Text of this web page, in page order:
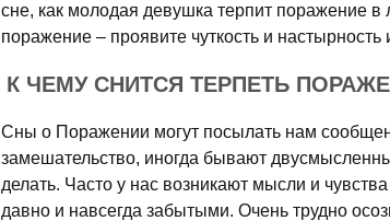
сне, как молодая девушка терпит поражение
поражение – проявите чуткость и
К ЧЕМУ СНИТСЯ ТЕРПЕТЬ
Сны о Поражении могут посылать нам
замешательство, иногда бывают
делать. Часто у нас возникают мысли и
давно и навсегда забытыми. Очень трудно